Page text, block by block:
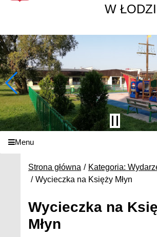
W ŁODZI
Menu
Strona główna
Kategoria:
Wycieczka na Księży Młyn
Wycieczka na
Młyn